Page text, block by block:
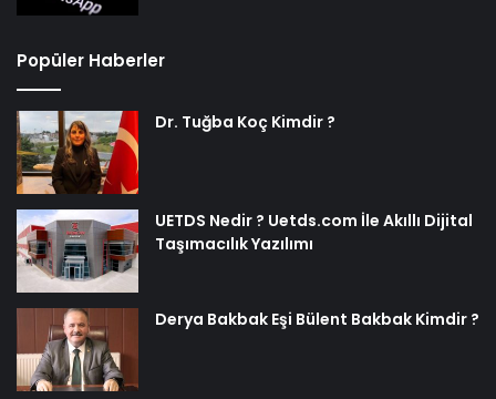
Popüler Haberler
Dr. Tuğba Koç Kimdir ?
UETDS Nedir ? Uetds.com İle Akıllı Dijital
Taşımacılık Yazılımı
Derya Bakbak Eşi Bülent Bakbak Kimdir ?